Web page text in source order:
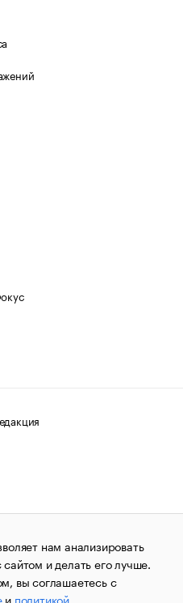
авторских прав
1995–2026.Сообщения
«РБК»
службой по надзору в сфере
и массовых
за номером ИА
нам анализировать
и делать его лучше.
вы соглашаетесь с
и политикой